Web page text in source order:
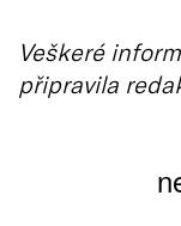
Veškeré
připravila